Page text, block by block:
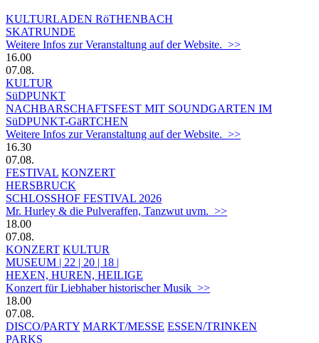
KULTURLADEN RöTHENBACH
SKATRUNDE
Weitere Infos zur Veranstaltung auf der Website. >>
16.00
07.08.
KULTUR
SüDPUNKT
NACHBARSCHAFTSFEST MIT SOUNDGARTEN IM
SüDPUNKT-GäRTCHEN
Weitere Infos zur Veranstaltung auf der Website. >>
16.30
07.08.
FESTIVAL KONZERT
HERSBRUCK
SCHLOSSHOF FESTIVAL 2026
Mr. Hurley & die Pulveraffen, Tanzwut uvm. >>
18.00
07.08.
KONZERT KULTUR
MUSEUM | 22 | 20 | 18 |
HEXEN, HUREN, HEILIGE
Konzert für Liebhaber historischer Musik >>
18.00
07.08.
DISCO/PARTY MARKT/MESSE ESSEN/TRINKEN
PARKS